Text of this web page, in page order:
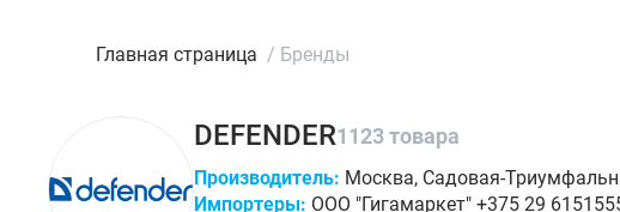
Главная страница / Бренды
DEFENDER1123 товара
Производитель: Москва, Садовая-
Импортеры: ООО "Гигамаркет" +375 29